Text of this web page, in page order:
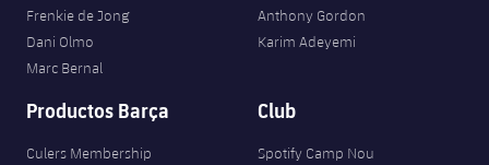
Frenkie de Jong
Dani Olmo
Marc Bernal
Anthony Gordon
Karim Adeyemi
Productos Barça
Culers Membership
Club
Spotify Camp Nou